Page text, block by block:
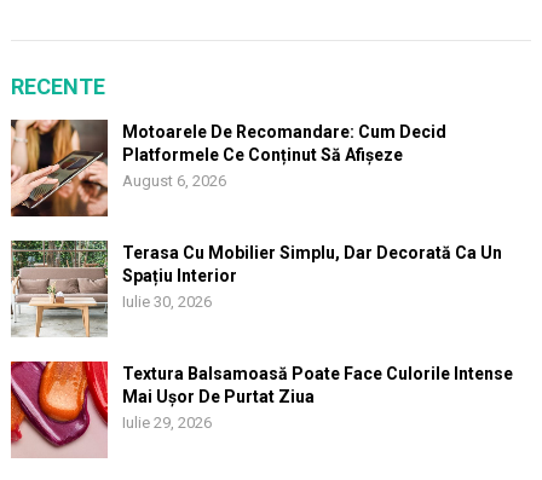
RECENTE
Motoarele De Recomandare: Cum Decid
Platformele Ce Conținut Să Afișeze
August 6, 2026
Terasa Cu Mobilier Simplu, Dar Decorată Ca Un
Spațiu Interior
Iulie 30, 2026
Textura Balsamoasă Poate Face Culorile Intense
Mai Ușor De Purtat Ziua
Iulie 29, 2026